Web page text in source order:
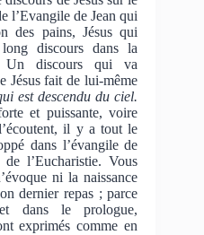
l’Evangile de Jean qui
des pains, Jésus qui
discours dans la
Un discours qui va
Jésus fait de lui-même
est descendu du ciel.
et puissante, voire
il y a tout le
dans l’évangile de
l’Eucharistie. Vous
ni la naissance
dernier repas ; parce
dans le prologue,
exprimés comme en